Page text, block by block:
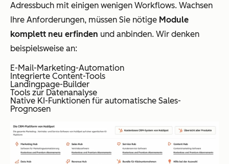
Adressbuch mit einigen wenigen Workflows. Wachsen
Ihre Anforderungen, müssen Sie nötige Module
komplett neu erfinden und anbinden. Wir denken
beispielsweise an:
E-Mail-Marketing-Automation
Integrierte Content-Tools
Landingpage-Builder
Tools zur Datenanalyse
Native KI-Funktionen für automatische Sales-
Prognosen